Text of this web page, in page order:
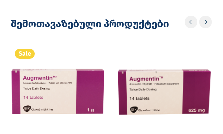
შემოთავაზებული პროდუქტები
Sale